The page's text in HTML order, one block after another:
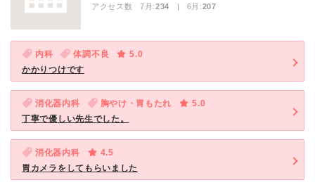
アクセス数 7月:234 | 6月:207
内科 体調不良
5.0
かかりつけです
消化器内科 胸やけ・胃もたれ
5.0
丁寧で優しい先生でした。
消化器内科
4.5
胃カメラをしてもらいました